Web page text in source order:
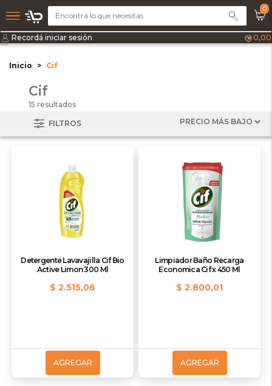
0
Recordá iniciar sesión 0,00
Inicio Cif
Cif
15 resultados
FILTROS
Detergente Lavavajilla Cif Bio
Active Limon 300 Ml
$ 2.515,06
AGREGAR
Limpiador Baño Recarga
Economica Cif x 450 Ml
$ 2.800,01
AGREGAR